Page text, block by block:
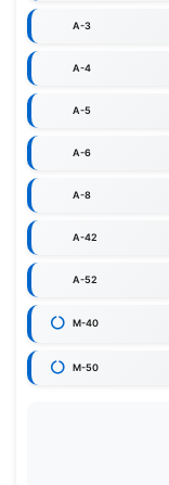
A-3
A-4
A-5
A-6
A-8
A-42
A-52
M-40
M-50